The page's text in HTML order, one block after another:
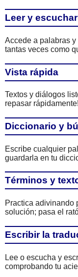
Leer y escuchar
Accede a palabras
tantas veces como
Vista rápida
Textos y diálogos
repasar rápidamente!
Diccionario y
Escribe cualquier
guardarla en tu
Términos y
Practica adivinando
solución; pasa el
Escribir la
Lee o escucha y
comprobando tu